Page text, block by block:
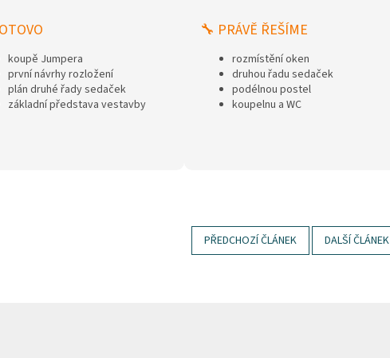
koupě Jumpera
první návrhy rozložení
plán druhé řady sedaček
základní představa vestavby
🔧 PRÁVĚ ŘEŠÍME
rozmístění oken
druhou řadu sedaček
podélnou postel
koupelnu a WC
PŘEDCHOZÍ ČLÁNEK DALŠÍ ČLÁNEK